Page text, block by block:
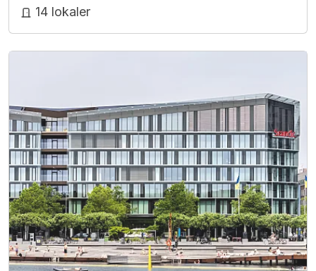
14 lokaler